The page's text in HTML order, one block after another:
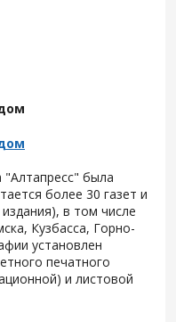
"Алтапресс" была
более 30 газет и
в том числе
Кузбасса, Горно-
установлен
печатного
и листовой